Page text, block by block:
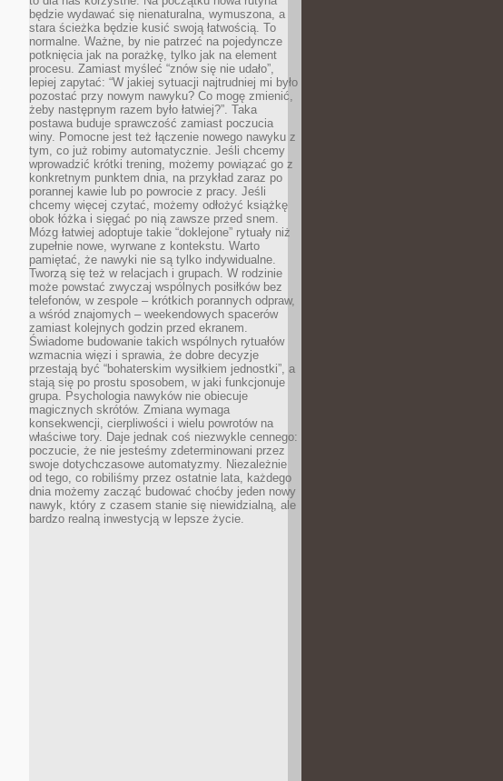
będzie wydawać się nienaturalna, wymuszona, a
stara ścieżka będzie kusić swoją łatwością. To
normalne. Ważne, by nie patrzeć na pojedyncze
potknięcia jak na porażkę, tylko jak na element
procesu. Zamiast myśleć “znów się nie udało”,
lepiej zapytać: “W jakiej sytuacji najtrudniej mi było
pozostać przy nowym nawyku? Co mogę zmienić,
żeby następnym razem było łatwiej?”. Taka
postawa buduje sprawczość zamiast poczucia
winy. Pomocne jest też łączenie nowego nawyku z
tym, co już robimy automatycznie. Jeśli chcemy
wprowadzić krótki trening, możemy powiązać go z
konkretnym punktem dnia, na przykład zaraz po
porannej kawie lub po powrocie z pracy. Jeśli
chcemy więcej czytać, możemy odłożyć książkę
obok łóżka i sięgać po nią zawsze przed snem.
Mózg łatwiej adoptuje takie “doklejone” rytuały niż
zupełnie nowe, wyrwane z kontekstu. Warto
pamiętać, że nawyki nie są tylko indywidualne.
Tworzą się też w relacjach i grupach. W rodzinie
może powstać zwyczaj wspólnych posiłków bez
telefonów, w zespole – krótkich porannych odpraw,
a wśród znajomych – weekendowych spacerów
zamiast kolejnych godzin przed ekranem.
Świadome budowanie takich wspólnych rytuałów
wzmacnia więzi i sprawia, że dobre decyzje
przestają być “bohaterskim wysiłkiem jednostki”, a
stają się po prostu sposobem, w jaki funkcjonuje
grupa. Psychologia nawyków nie obiecuje
magicznych skrótów. Zmiana wymaga
konsekwencji, cierpliwości i wielu powrotów na
właściwe tory. Daje jednak coś niezwykle cennego:
poczucie, że nie jesteśmy zdeterminowani przez
swoje dotychczasowe automatyzmy. Niezależnie
od tego, co robiliśmy przez ostatnie lata, każdego
dnia możemy zacząć budować choćby jeden nowy
nawyk, który z czasem stanie się niewidzialną, ale
bardzo realną inwestycją w lepsze życie.